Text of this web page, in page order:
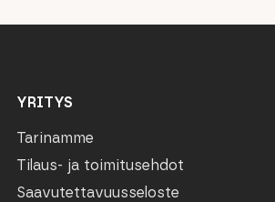
YRITYS
Tarinamme
Tilaus- ja toimitusehdot
Saavutettavuusseloste